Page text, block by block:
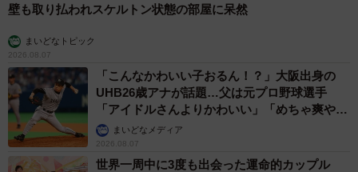
壁も取り払われスケルトン状態の部屋に呆然
まいどなトピック
2026.08.07
「こんなかわいい子おるん！？」大阪出身の
UHB26歳アナが話題…父は元プロ野球選手
「アイドルさんよりかわいい」「めちゃ爽や
か」まいどなメディア
2026.08.07
世界一周中に3度も出会った運命的カップル